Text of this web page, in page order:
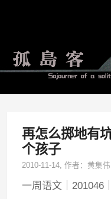
再怎么掷地有
个孩子
2010-11-14, 作者：黄集伟
一周语文｜201046